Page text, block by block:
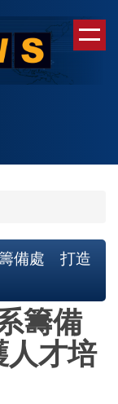
籌備處 打造
籌備
才培